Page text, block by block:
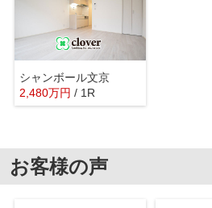
シャンボール文京
2,480万円 / 1R
お客様の声